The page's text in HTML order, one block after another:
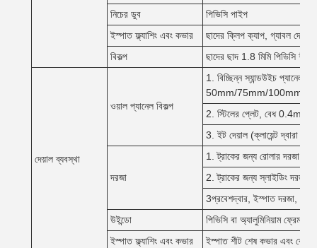
নিচের ডুব
পিভিসি পাইপ
ইস্পাত ফ্ল্যাশিং এবং কভার
ছাদের ক্লিপ ক্যাপ, গ্যাবল
বিকল্প
ছাদের ছাদ 1.8 মিমি পিভিসি শীট
দেয়াল ব্যবস্থা
ওয়াল প্যানেল বিকল্প
1. বিচ্ছিন্ন স্যান্ডউইচ প্যানেল,
50mm/75mm/100mm,
2. স্টিলের প্লেট, বেধ
3. ইট দেয়াল (ক্লায়েন্ট দ্বারা
দরজা
1. ট্রাকের জন্য রোলার দরজা,
2. ট্রাকের জন্য স্লাইডিং দরজা,
3প্রবেশদ্বার, ইস্পাত দরজা,
উইন্ডো
পিভিসি বা অ্যালুমিনিয়াম ফ্রেম,
ইস্পাত ফ্ল্যাশিং এবং কভার
ইস্পাত শীট শেষ কভার এবং কোণ